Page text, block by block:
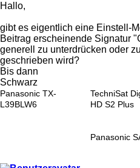
Hallo,
gibt es eigentlich eine Einstell-
Beitrag erscheinende Signatur
generell zu unterdrücken oder
geschrieben wird?
Bis dann
Schwarz
Panasonic TX-
L39BLW6
TechniSat
HD S2 Plus
Panasonic